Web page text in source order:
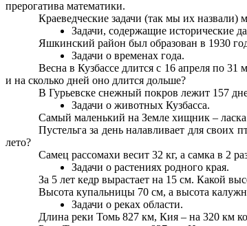
прерогатива математики.
Краеведческие задачи (так мы их назвали)
Задачи, содержащие исторические
Яшкинский район был образован в 1930
Задачи о временах года.
Весна в Кузбассе длится с 16 апреля по 31
и на сколько дней оно длится дольше?
В Гурьевске снежный покров лежит 157
Задачи о животных Кузбасса.
Самый маленький на Земле хищник – ласка.
Пустельга за день налавливает для своих
лето?
Самец рассомахи весит 32 кг, а самка в 2
Задачи о растениях родного края.
За 5 лет кедр вырастает на 15 см. Какой
Высота купальницы 70 см, а высота
Задачи о реках области.
Длина реки Томь 827 км, Кия – на 320 км